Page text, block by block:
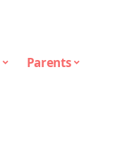
Parents